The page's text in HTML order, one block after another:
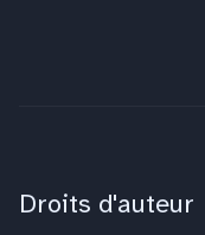
Droits d'auteur